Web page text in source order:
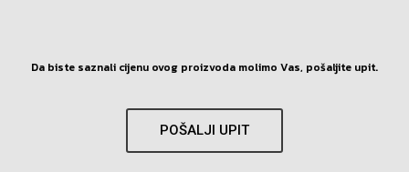
Da biste saznali cijenu ovog proizvoda molimo Vas, pošaljite upit.
POŠALJI UPIT